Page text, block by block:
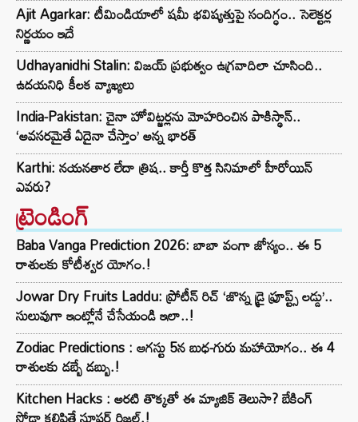
Ajit Agarkar: టీమిండియాలో షమీ భవిష్యత్తుపై సందిగ్ధం.. సెలెక్టర్ల
నిర్ణయం ఇదే
Udhayanidhi Stalin: విజయ్ ప్రభుత్వం ఉగ్రవాదిలా చూసింది..
ఉదయనిధి కీలక వ్యాఖ్యలు
India-Pakistan: చైనా హోవిట్జర్లను మోహరించిన పాకిస్థాన్..
‘అవసరమైతే ఏదైనా చేస్తాం’ అన్న భారత్
Karthi: నయనతార లేదా త్రిష.. కార్తీ కొత్త సినిమాలో హీరోయిన్
ఎవరు?
ట్రెండింగ్‌
Baba Vanga Prediction 2026: బాబా వంగా జోస్యం.. ఈ 5
రాశులకు కోటీశ్వర యోగం.!
Jowar Dry Fruits Laddu: ప్రోటీన్ రిచ్ ‘జొన్న డ్రై ఫ్రూప్ట్స్ లడ్డు’..
సులువుగా ఇంట్లోనే చేసేయండి ఇలా..!
Zodiac Predictions : ఆగస్టు 5న బుధ-గురు మహాయోగం.. ఈ 4
రాశులకు డబ్బే డబ్బు.!
Kitchen Hacks : అరటి తొక్కతో ఈ మ్యాజిక్ తెలుసా? బేకింగ్